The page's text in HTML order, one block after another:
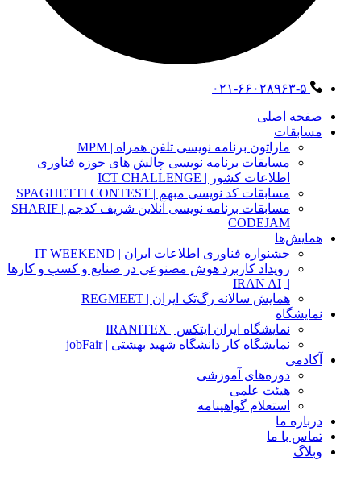
۰۲۱-۶۶۰۲۸۹۶۳-۵
صفحه اصلی
مسابقات
ماراتون برنامه نویسی تلفن همراه | MPM
مسابقات برنامه نویسی چالش های حوزه فناوری
اطلاعات کشور | ICT CHALLENGE
مسابقات کد نویسی مبهم | SPAGHETTI CONTEST
مسابقات برنامه نویسی آنلاین شریف کدجم | SHARIF
CODEJAM
همایش‌ها
جشنواره فناوری اطلاعات ایران | IT WEEKEND
رویداد کاربرد هوش مصنوعی در صنایع و کسب و کارها
|
IRAN AI
همایش سالانه رگ‌تک ایران | REGMEET
نمایشگاه
نمایشگاه ایران ایتکس | IRANITEX
نمایشگاه کار دانشگاه شهید بهشتی | jobFair
آکادمی
دوره‌های آموزشی
هیئت علمی
استعلام گواهینامه
درباره ما
تماس با ما
وبلاگ